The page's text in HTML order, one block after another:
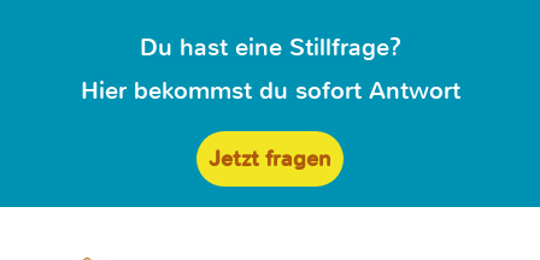
Du hast eine Stillfrage?
Hier bekommst du sofort Antwort
Jetzt fragen